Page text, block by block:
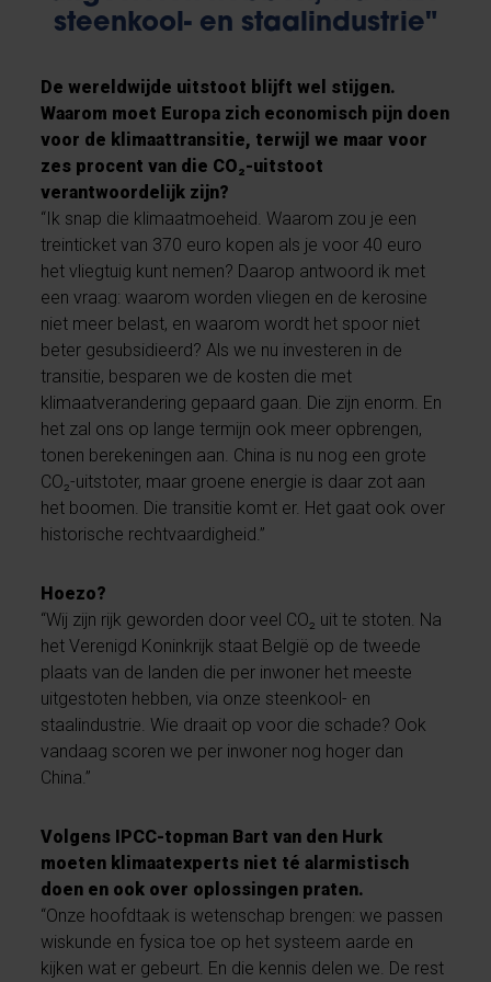
steenkool- en staalindustrie"
De wereldwijde uitstoot blijft wel stijgen.
Waarom moet Europa zich economisch pijn doen
voor de klimaattransitie, terwijl we maar voor
zes procent van die CO₂-uitstoot
verantwoordelijk zijn?
“Ik snap die klimaatmoeheid. Waarom zou je een
treinticket van 370 euro kopen als je voor 40 euro
het vliegtuig kunt nemen? Daarop antwoord ik met
een vraag: waarom worden vliegen en de kerosine
niet meer belast, en waarom wordt het spoor niet
beter gesubsidieerd? Als we nu investeren in de
transitie, besparen we de kosten die met
klimaatverandering gepaard gaan. Die zijn enorm. En
het zal ons op lange termijn ook meer opbrengen,
tonen berekeningen aan. China is nu nog een grote
CO₂-uitstoter, maar groene energie is daar zot aan
het boomen. Die transitie komt er. Het gaat ook over
historische rechtvaardigheid.”
Hoezo?
“Wij zijn rijk geworden door veel CO₂ uit te stoten. Na
het Verenigd Koninkrijk staat België op de tweede
plaats van de landen die per inwoner het meeste
uitgestoten hebben, via onze steenkool- en
staalindustrie. Wie draait op voor die schade? Ook
vandaag scoren we per inwoner nog hoger dan
China.”
Volgens IPCC-topman Bart van den Hurk
moeten klimaatexperts niet té alarmistisch
doen en ook over oplossingen praten.
“Onze hoofdtaak is wetenschap brengen: we passen
wiskunde en fysica toe op het systeem aarde en
kijken wat er gebeurt. En die kennis delen we. De rest